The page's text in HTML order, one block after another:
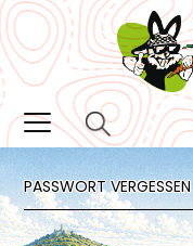
PASSWORT VERGESSEN